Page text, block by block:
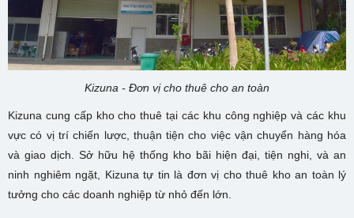
Kizuna - Đơn vị cho thuê cho an toàn
Kizuna cung cấp kho cho thuê tại các khu công nghiệp và các khu
vực có vị trí chiến lược, thuận tiện cho việc vận chuyển hàng hóa
và giao dịch. Sở hữu hệ thống kho bãi hiện đại, tiện nghi, và an
ninh nghiêm ngặt, Kizuna tự tin là đơn vị cho thuê kho an toàn lý
tưởng cho các doanh nghiệp từ nhỏ đến lớn.